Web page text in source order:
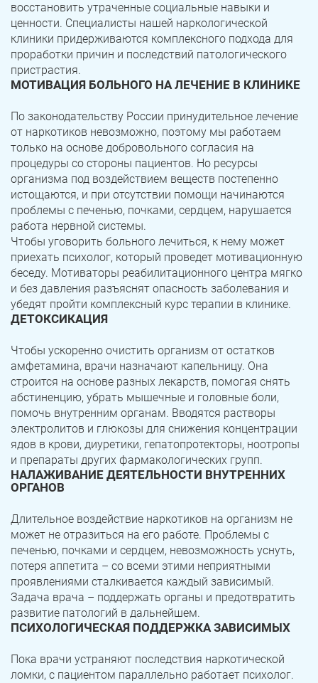
восстановить утраченные социальные навыки и
ценности. Специалисты нашей наркологической
клиники придерживаются комплексного подхода для
проработки причин и последствий патологического
пристрастия.
МОТИВАЦИЯ БОЛЬНОГО НА ЛЕЧЕНИЕ В КЛИНИКЕ
По законодательству России принудительное лечение
от наркотиков невозможно, поэтому мы работаем
только на основе добровольного согласия на
процедуры со стороны пациентов. Но ресурсы
организма под воздействием веществ постепенно
истощаются, и при отсутствии помощи начинаются
проблемы с печенью, почками, сердцем, нарушается
работа нервной системы.
Чтобы уговорить больного лечиться, к нему может
приехать психолог, который проведет мотивационную
беседу. Мотиваторы реабилитационного центра мягко
и без давления разъяснят опасность заболевания и
убедят пройти комплексный курс терапии в клинике.
ДЕТОКСИКАЦИЯ
Чтобы ускоренно очистить организм от остатков
амфетамина, врачи назначают капельницу. Она
строится на основе разных лекарств, помогая снять
абстиненцию, убрать мышечные и головные боли,
помочь внутренним органам. Вводятся растворы
электролитов и глюкозы для снижения концентрации
ядов в крови, диуретики, гепатопротекторы, ноотропы
и препараты других фармакологических групп.
НАЛАЖИВАНИЕ ДЕЯТЕЛЬНОСТИ ВНУТРЕННИХ
ОРГАНОВ
Длительное воздействие наркотиков на организм не
может не отразиться на его работе. Проблемы с
печенью, почками и сердцем, невозможность уснуть,
потеря аппетита – со всеми этими неприятными
проявлениями сталкивается каждый зависимый.
Задача врача – поддержать органы и предотвратить
развитие патологий в дальнейшем.
ПСИХОЛОГИЧЕСКАЯ ПОДДЕРЖКА ЗАВИСИМЫХ
Пока врачи устраняют последствия наркотической
ломки, с пациентом параллельно работает психолог.